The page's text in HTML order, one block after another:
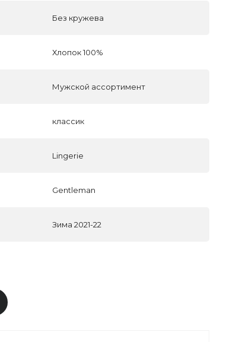
Без кружева
Хлопок 100%
Мужской ассортимент
классик
Lingerie
Gentleman
Зима 2021-22